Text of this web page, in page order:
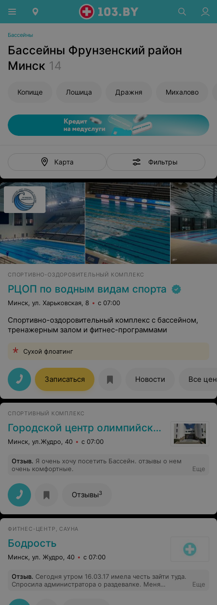
Бассейны
Бассейны Фрунзенский район
Минск 14
Копище Лошица Дражня Михалово
Карта Фильтры
СПОРТИВНО-ОЗДОРОВИТЕЛЬНЫЙ КОМПЛЕКС
РЦОП по водным видам спорта
Минск, ул. Харьковская, 8 с 07:00
Спортивно-оздоровительный комплекс с бассейном,
тренажерным залом и фитнес-программами
Сухой флоатинг
Записаться Новости Все
СПОРТИВНЫЙ КОМПЛЕКС
Городской центр олимпийского резерва по теннису
Минск, ул.Жудро, 40 с 07:00
Отзыв. Я очень хочу посетить Бассейн. отзывы о нем
очень комфортные.
Еще
Отзывы3
ФИТНЕС-ЦЕНТР, САУНА
Бодрость
Минск, ул. Жудро, 40 с 07:00
Отзыв. Сегодня утром 16.03.17 имела честь зайти туда.
Спросила администратора о раздевалке. Меня
спрашивать у тренера, потом у девочек, потом в том
Еще